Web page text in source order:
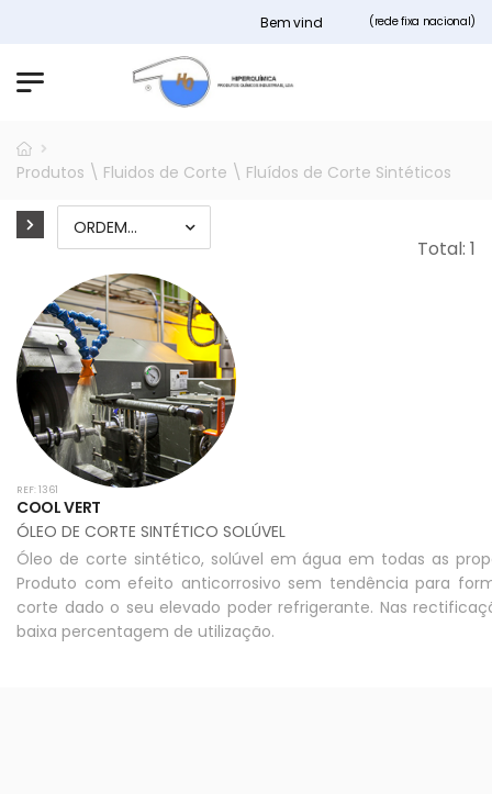
Bem vindos ao nosso site(rede fixa nacional)
Produtos \ Fluidos de Corte \ Fluídos de Corte Sintéticos
Total: 1
REF: 1361
COOL VERT
ÓLEO DE CORTE SINTÉTICO SOLÚVEL
Óleo de corte sintético, solúvel em água em todas as
Produto com efeito anticorrosivo sem tendência para
corte dado o seu elevado poder refrigerante. Nas
baixa percentagem de utilização.